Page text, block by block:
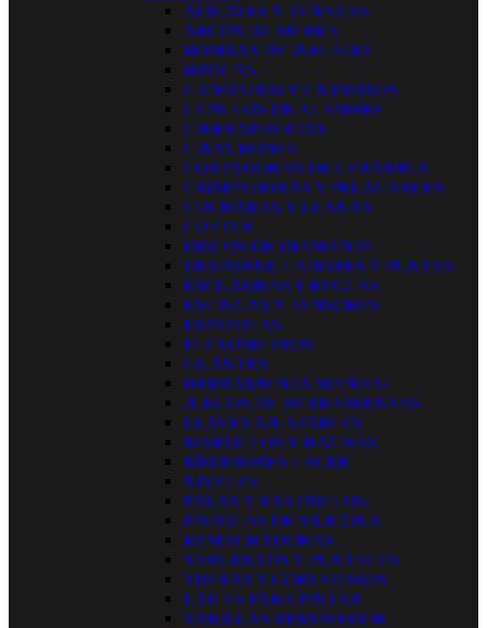
ALICATES Y TENAZAS
ARCOS DE SIERRA
BOMBAS DE INFLADO
BROCAS
CANDADOS Y CILINDROS
CEPILLOS DE ALAMBRE
CIERRAPUERTAS
CINTURONES
CORTADORAS DE CERAMICA
CRIMPADORAS Y PELACABLES
CUCHARAS Y LLANAS
CUTTER
DISCOS DE DIAMANTE
DESTORNILLADORES Y PUNTAS
ESCUADRAS Y REGLAS
ESLINGAS Y TENSORES
ESPATULAS
FLEXOMETROS
GUANTES
HERRAMIENTA MANUAL
JUEGOS DE HERRAMIENTAS
LLAVES AJUSTABLES
MARTILLOS Y HACHAS
MEDIDORES LACER
NIVELES
PALAS Y RASTRILLOS
PISTOLAS DE SILICONA
REMACHADORAS
SARGENTOS Y PUNTALES
TIJERAS Y CORTATUBOS
UTILES PARA PINTAR
VARILLAS REMOVEDOR